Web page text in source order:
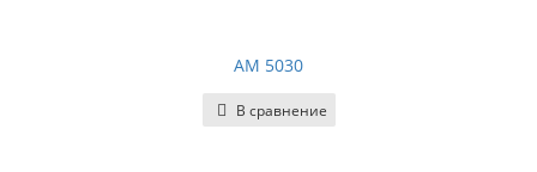
AM 5030
В сравнение